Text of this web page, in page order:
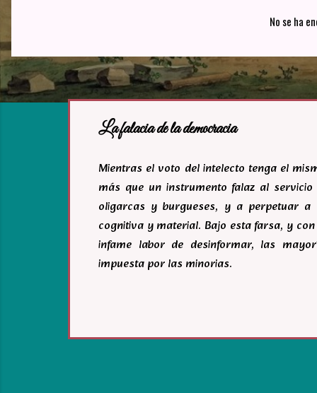
a
d
a
No se ha
La falacia de la democracia
Mientras el voto del intelecto tenga el
más que un instrumento falaz al
oligarcas y burgueses, y a perpetuar
cognitiva y material. Bajo esta farsa, y
infame labor de desinformar, las
impuesta por las minorias.